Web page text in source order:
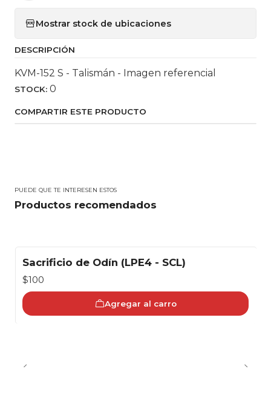
Mostrar stock de ubicaciones
DESCRIPCIÓN
KVM-152 S - Talismán - Imagen referencial
STOCK: 0
COMPARTIR ESTE PRODUCTO
PUEDE QUE TE INTERESEN ESTOS
Productos recomendados
Sacrificio de Odín (LPE4 - SCL)
$100
Agregar al carro